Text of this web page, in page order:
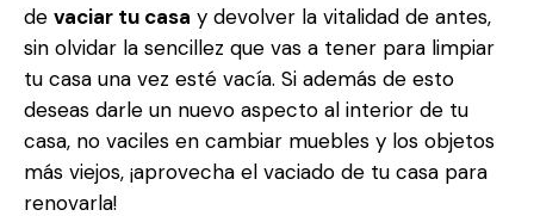
de vaciar tu casa y devolver la vitalidad de antes,
sin olvidar la sencillez que vas a tener para limpiar
tu casa una vez esté vacía. Si además de esto
deseas darle un nuevo aspecto al interior de tu
casa, no vaciles en cambiar muebles y los objetos
más viejos, ¡aprovecha el vaciado de tu casa para
renovarla!